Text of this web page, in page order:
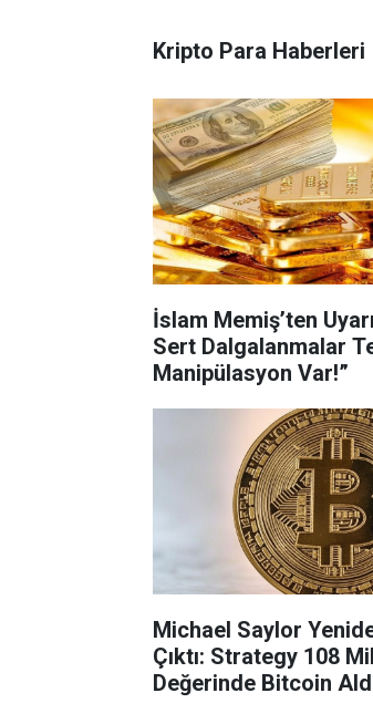
Kripto Para Haberleri
İslam Memiş’ten
Sert Dalgalanmalar
Manipülasyon Var!”
Michael Saylor
Çıktı: Strategy 108
Değerinde Bitcoin